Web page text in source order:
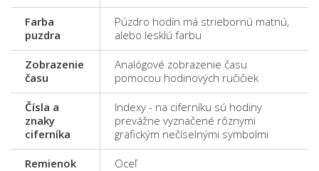
Farba
puzdra
Púzdro hodín má striebornú matnú,
alebo lesklú farbu
Zobrazenie
času
Analógové zobrazenie času
pomocou hodinových ručičiek
Čísla a
znaky
ciferníka
Indexy - na ciferníku sú hodiny
prevážne vyznačené rôznymi
grafickým nečíselnými symbolmi
Remienok Oceľ